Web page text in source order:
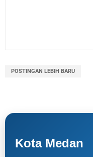
POSTINGAN LEBIH BARU
Kota Medan